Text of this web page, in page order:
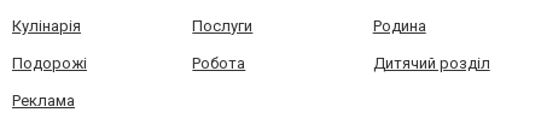
Кулінарія Послуги Родина
Подорожі Робота Дитячий розділ
Реклама